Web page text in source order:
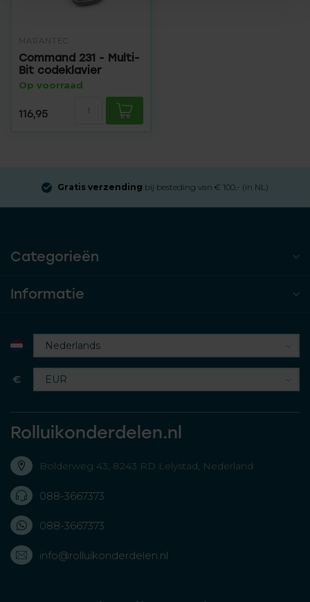
MARANTEC
Command 231 - Multi-
Bit codeklavier
Op voorraad
116,95
Gratis verzending bij besteding van € 100,- (in NL)
Categorieën
Informatie
€
Rolluikonderdelen.nl
Bolderweg 43, 8243 RD Lelystad, Nederland
088-3667373
088-3667373
info@rolluikonderdelen.nl